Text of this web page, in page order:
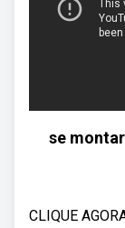
se
CLIQUE